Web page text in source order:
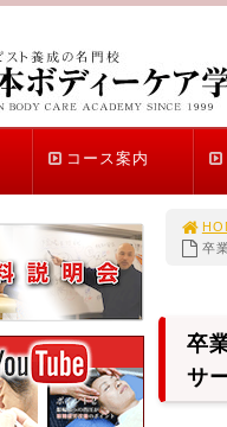
コース案内
卒
卒
サ